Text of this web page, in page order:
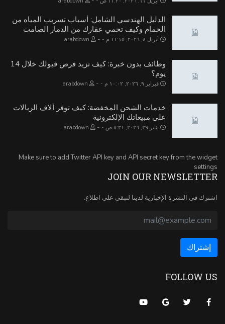
الدليل الهندسي الشامل: أسباب تسريب المياه من
الحمام وكيف تحمي عقارك من الدمار الصامت
أبريل ٨, ٢٠٢٦, ١١:١٥ م -
وظائف بدون خبرة: كيف تزيد فرص قبولك خلال 14
يوم؟
فبراير ٩, ٢٠٢٦, ١٠:٠٢ م -
خدمات الشحن المخفضة: كيف توفر آلاف الريالات
على مبيعاتك الإلكترونية
يناير ٢٩, ٢٠٢٦, ٨:٣١ ص -
Make sure to add Twitter API key and API secret key from the widget
settings
JOIN OUR NEWSLETTER
اشترك في النشرة الإخبارية لدينا لتبقى على اطلاع.
FOLLOW US